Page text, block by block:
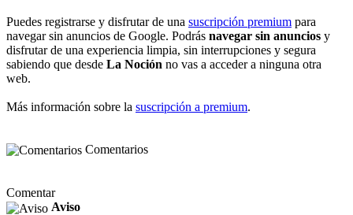
Puedes registrarse y disfrutar de una suscripción premium para
navegar sin anuncios de Google. Podrás navegar sin anuncios y
disfrutar de una experiencia limpia, sin interrupciones y segura
sabiendo que desde La Noción no vas a acceder a ninguna otra
web.
Más información sobre la suscripción a premium.
Comentarios
Comentar
Aviso